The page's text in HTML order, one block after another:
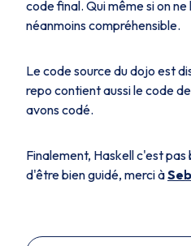
code final. Qui même si on
néanmoins compréhensible.
Le code source du dojo est
repo contient aussi le code
avons codé.
Finalement, Haskell c'est
d'être bien guidé, merci à